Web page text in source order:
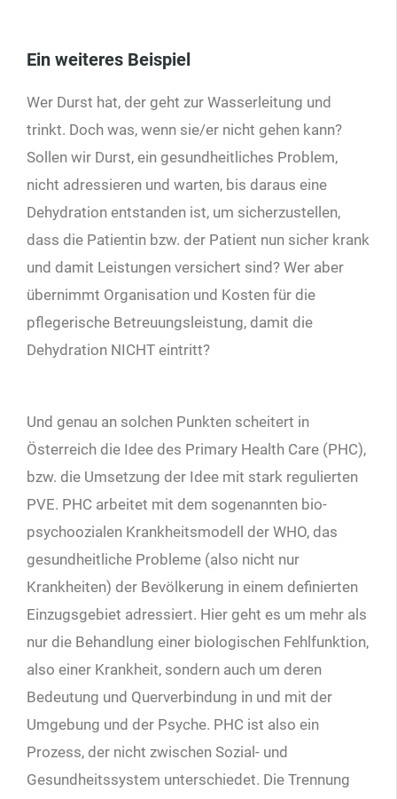
Ein weiteres Beispiel
Wer Durst hat, der geht zur Wasserleitung und
trinkt. Doch was, wenn sie/er nicht gehen kann?
Sollen wir Durst, ein gesundheitliches Problem,
nicht adressieren und warten, bis daraus eine
Dehydration entstanden ist, um sicherzustellen,
dass die Patientin bzw. der Patient nun sicher krank
und damit Leistungen versichert sind? Wer aber
übernimmt Organisation und Kosten für die
pflegerische Betreuungsleistung, damit die
Dehydration NICHT eintritt?
Und genau an solchen Punkten scheitert in
Österreich die Idee des Primary Health Care (PHC),
bzw. die Umsetzung der Idee mit stark regulierten
PVE. PHC arbeitet mit dem sogenannten bio-
psychoozialen Krankheitsmodell der WHO, das
gesundheitliche Probleme (also nicht nur
Krankheiten) der Bevölkerung in einem definierten
Einzugsgebiet adressiert. Hier geht es um mehr als
nur die Behandlung einer biologischen Fehlfunktion,
also einer Krankheit, sondern auch um deren
Bedeutung und Querverbindung in und mit der
Umgebung und der Psyche. PHC ist also ein
Prozess, der nicht zwischen Sozial- und
Gesundheitssystem unterschiedet. Die Trennung